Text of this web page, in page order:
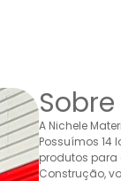
A Nichele
Possuímos 14
produtos para
Construção,